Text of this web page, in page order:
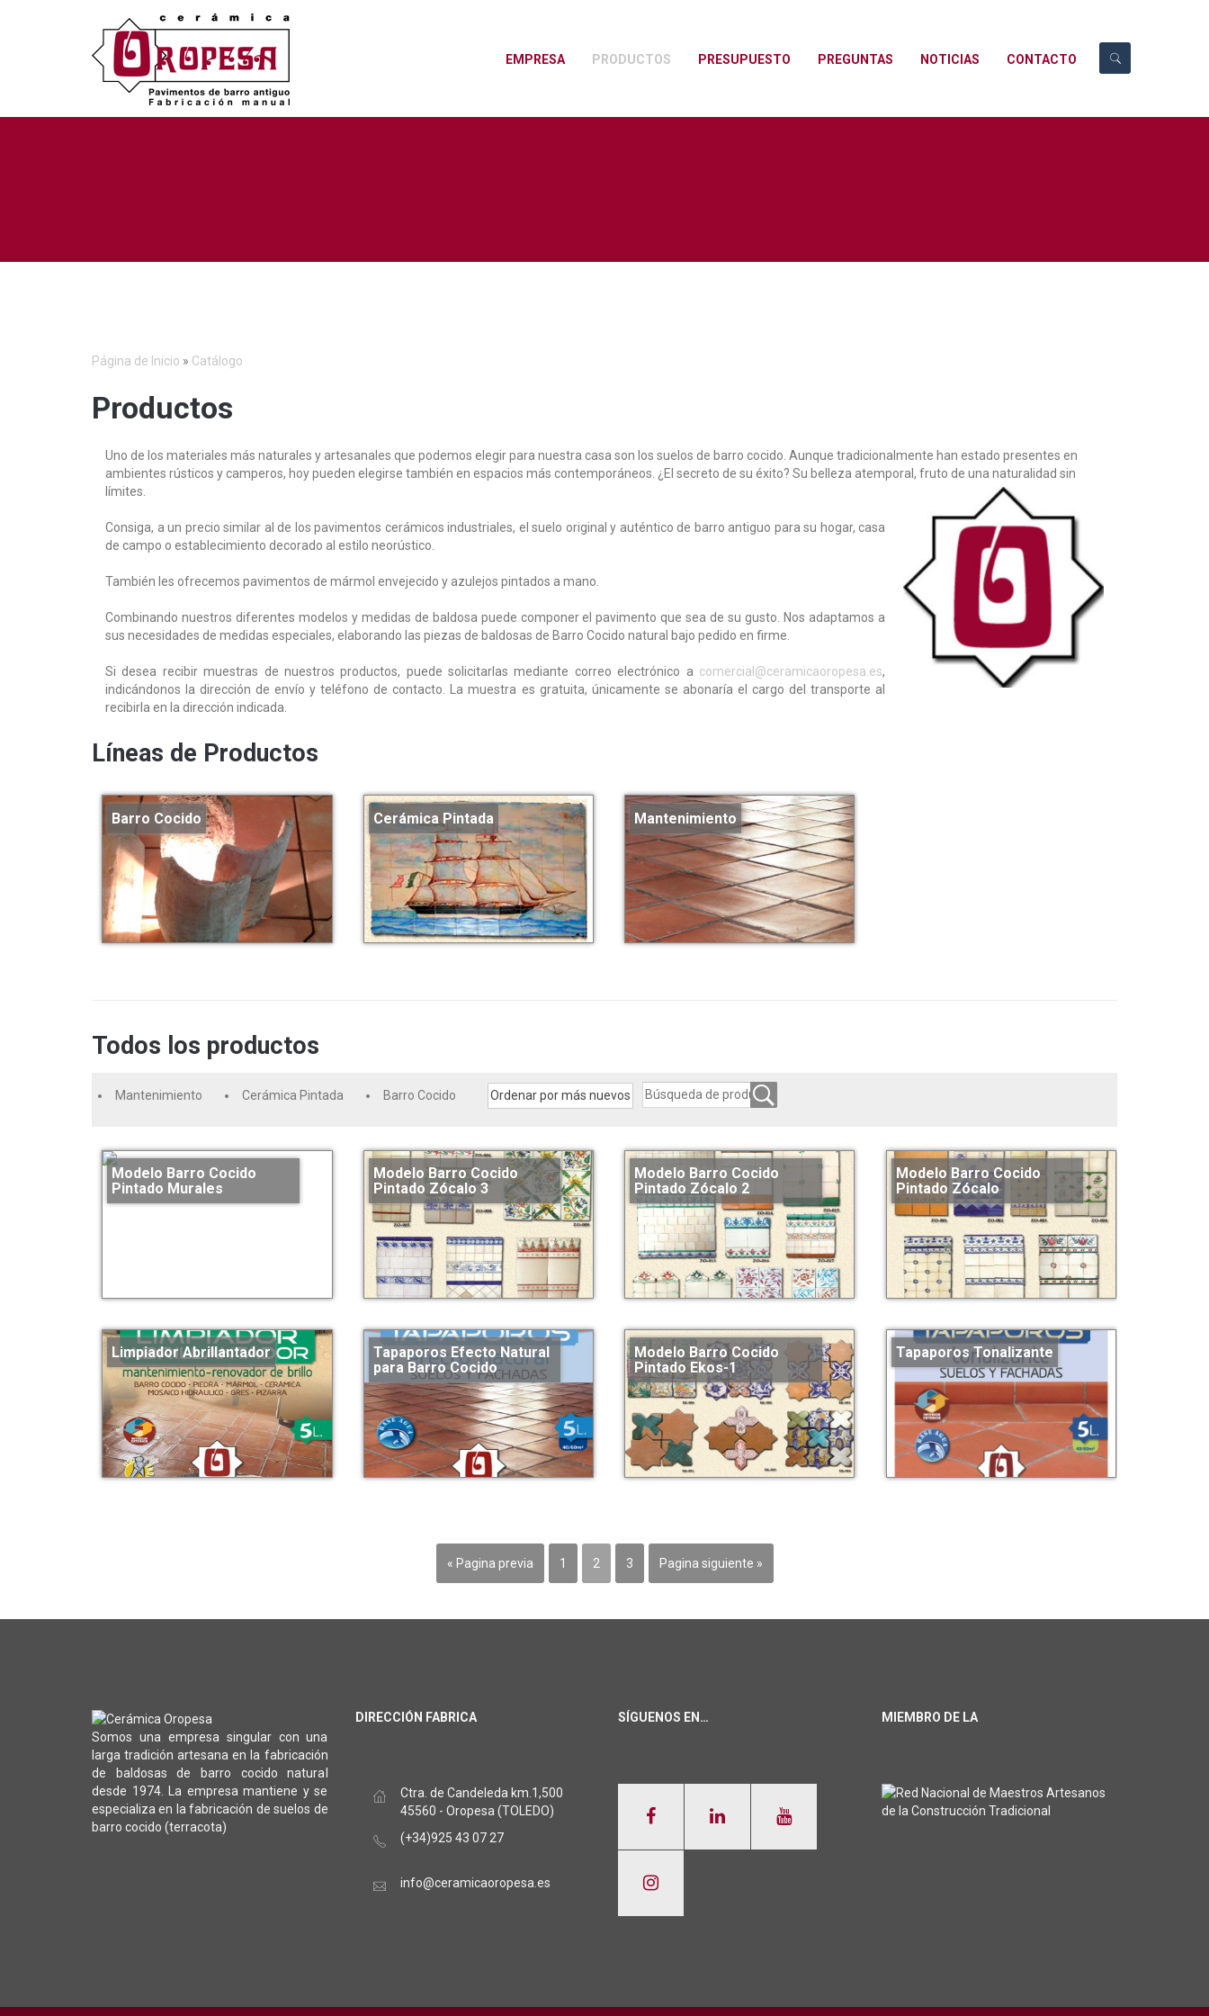
EMPRESA PRODUCTOS PRESUPUESTO PREGUNTAS NOTICIAS CONTACTO
Página de Inicio » Catálogo
Productos
Uno de los materiales más naturales y artesanales que podemos elegir para nuestra casa son los suelos de barro cocido. Aunque tradicionalmente han estado presentes en
ambientes rústicos y camperos, hoy pueden elegirse también en espacios más contemporáneos. ¿El secreto de su éxito? Su belleza atemporal, fruto de una naturalidad sin
límites.
Consiga, a un precio similar al de los pavimentos cerámicos industriales, el suelo original y auténtico de barro antiguo para su hogar, casa
de campo o establecimiento decorado al estilo neorústico.
También les ofrecemos pavimentos de mármol envejecido y azulejos pintados a mano
Combinando nuestros diferentes modelos y medidas de baldosa puede componer el pavimento que sea de su gusto. Nos adaptamos a
sus necesidades de medidas especiales, elaborando las piezas de baldosas de Barro Cocido natural bajo pedido en firme.
Si desea recibir muestras de nuestros productos, puede solicitarlas mediante correo electrónico a comercial@ceramicaoropesa.es,
indicándonos la dirección de envío y teléfono de contacto. La muestra es gratuita, únicamente se abonaría el cargo del transporte al
recibirla en la dirección indicada.
Líneas de Productos
Barro Cocido Cerámica Pintada Mantenimiento
Todos los productos
Barro Cocido
Cerámica Pintada
Mantenimiento
Modelo Barro Cocido
Pintado Murales
Modelo Barro Cocido
Pintado Zócalo 3
Modelo Barro Cocido
Pintado Zócalo 2
Modelo Barro Cocido
Pintado Zócalo
Limpiador Abrillantador
Tapaporos Efecto Natural
para Barro Cocido
Modelo Barro Cocido
Pintado Ekos-1
Tapaporos Tonalizante
« Pagina previa 1 2 3 Pagina siguiente »
Somos una empresa singular con una
larga tradición artesana en la fabricación
de baldosas de barro cocido natural
desde 1974. La empresa mantiene y se
especializa en la fabricación de suelos de
barro cocido (terracota)
DIRECCIÓN FABRICA
Ctra. de Candeleda km.1,500
45560 - Oropesa (TOLEDO)
(+34)925 43 07 27
info@ceramicaoropesa.es
SÍGUENOS EN… MIEMBRO DE LA